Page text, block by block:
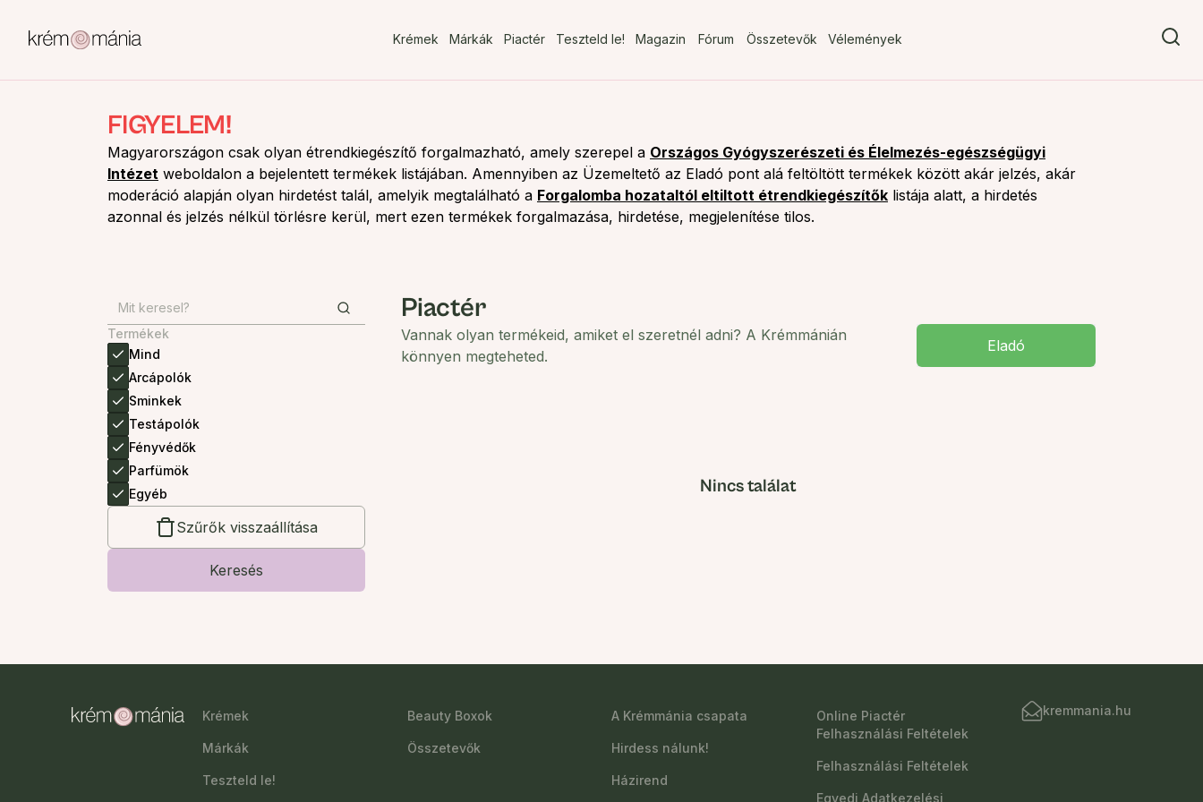
Krémek Márkák Piactér Teszteld le! Magazin Fórum Összetevők Vélemények
FIGYELEM!
Magyarországon csak olyan étrendkiegészítő forgalmazható, amely szerepel a Országos Gyógyszerészeti és Élelmezés-egészségügyi
Intézet weboldalon a bejelentett termékek listájában. Amennyiben az Üzemeltető az Eladó pont alá feltöltött termékek között akár jelzés, akár
moderáció alapján olyan hirdetést talál, amelyik megtalálható a Forgalomba hozataltól eltiltott étrendkiegészítők listája alatt, a hirdetés
azonnal és jelzés nélkül törlésre kerül, mert ezen termékek forgalmazása, hirdetése, megjelenítése tilos.
Termékek
Mind
Arcápolók
Sminkek
Testápolók
Fényvédők
Parfümök
Egyéb
Szűrők visszaállítása
Keresés
Piactér
Vannak olyan termékeid, amiket el szeretnél adni? A Krémmánián
könnyen megteheted.
Eladó
Nincs találat
Krémek
Márkák
Teszteld le!
Beauty Boxok
Összetevők
A Krémmánia csapata
Hirdess nálunk!
Házirend
Online Piactér
Felhasználási Feltételek
Felhasználási Feltételek
Egyedi Adatkezelési
kremmania.hu